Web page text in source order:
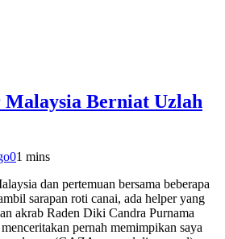
Malaysia Berniat Uzlah
01 mins
dan pertemuan bersama beberapa
sarapan roti canai, ada helper yang
akrab Raden Diki Candra Purnama
pernah memimpikan saya